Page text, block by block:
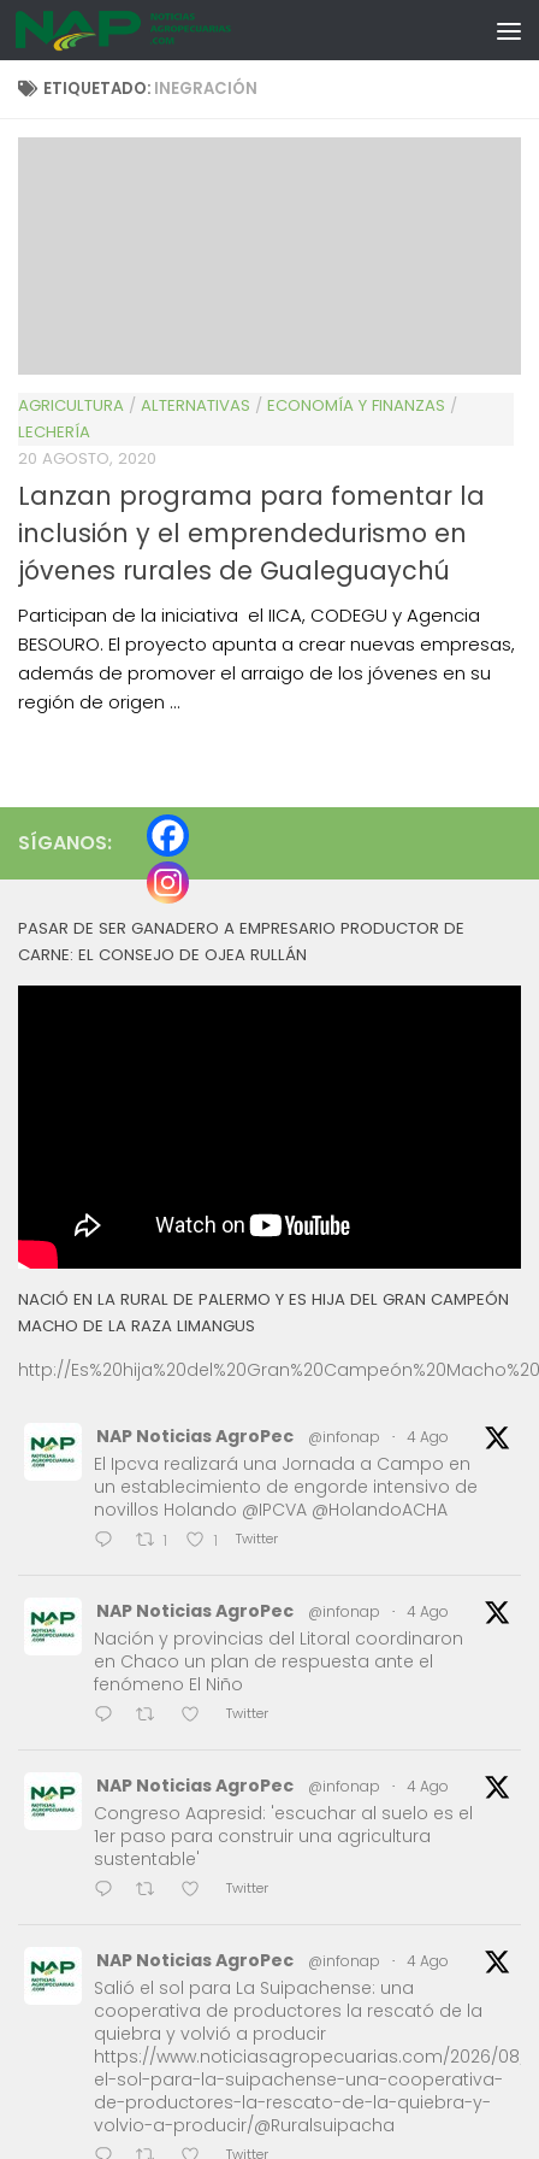
Skip to content
ETIQUETADO: INEGRACIÓN
AGRICULTURA / ALTERNATIVAS / ECONOMÍA Y FINANZAS /
LECHERÍA
20 AGOSTO, 2020
Lanzan programa para fomentar la
inclusión y el emprendedurismo en
jóvenes rurales de Gualeguaychú
Participan de la iniciativa el IICA, CODEGU y Agencia
BESOURO. El proyecto apunta a crear nuevas empresas,
además de promover el arraigo de los jóvenes en su
región de origen ...
SÍGANOS:
PASAR DE SER GANADERO A EMPRESARIO PRODUCTOR DE
CARNE: EL CONSEJO DE OJEA RULLÁN
NACIÓ EN LA RURAL DE PALERMO Y ES HIJA DEL GRAN CAMPEÓN
MACHO DE LA RAZA LIMANGUS
http://
NAP Noticias AgroPec @infonap · 4 Ago
El Ipcva realizará una Jornada a Campo en
un establecimiento de engorde intensivo de
novillos Holando @IPCVA @HolandoACHA
1 1 Twitter
NAP Noticias AgroPec @infonap · 4 Ago
Nación y provincias del Litoral coordinaron
en Chaco un plan de respuesta ante el
fenómeno El Niño
Twitter
NAP Noticias AgroPec @infonap · 4 Ago
Congreso Aapresid: 'escuchar al suelo es el
1er paso para construir una agricultura
sustentable'
Twitter
NAP Noticias AgroPec @infonap · 4 Ago
Salió el sol para La Suipachense: una
cooperativa de productores la rescató de la
quiebra y volvió a producir
https://www.noticiasagropecuarias.com/2026/08/
el-sol-para-la-suipachense-una-cooperativa-
de-productores-la-rescato-de-la-quiebra-y-
volvio-a-producir/@Ruralsuipacha
Twitter